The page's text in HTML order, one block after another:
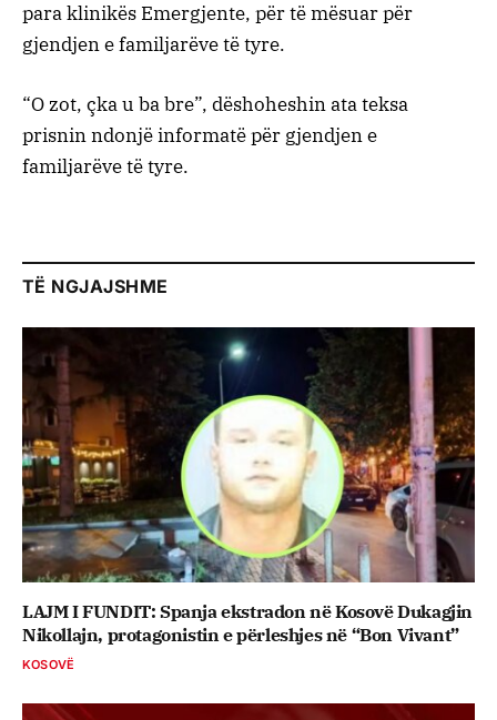
para klinikës Emergjente, për të mësuar për
gjendjen e familjarëve të tyre.
“O zot, çka u ba bre”, dëshoheshin ata teksa
prisnin ndonjë informatë për gjendjen e
familjarëve të tyre.
TË NGJAJSHME
LAJM I FUNDIT: Spanja ekstradon në Kosovë Dukagjin
Nikollajn, protagonistin e përleshjes në “Bon Vivant”
KOSOVË